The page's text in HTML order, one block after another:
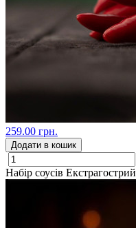
259.00 грн.
Додати в кошик
Набір соусів Екстрагострий